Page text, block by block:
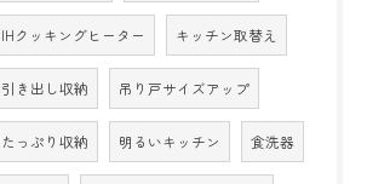
IHクッキングヒーター キッチン取替え
引き出し収納 吊り戸サイズアップ
たっぷり収納 明るいキッチン 食洗器